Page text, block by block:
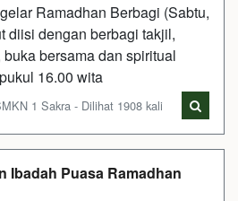
Ramadhan Berbagi (Sabtu,
diisi dengan berbagi takjil,
bersama dan spiritual
16.00 wita
1 Sakra - Dilihat 1908 kali
Ibadah Puasa Ramadhan